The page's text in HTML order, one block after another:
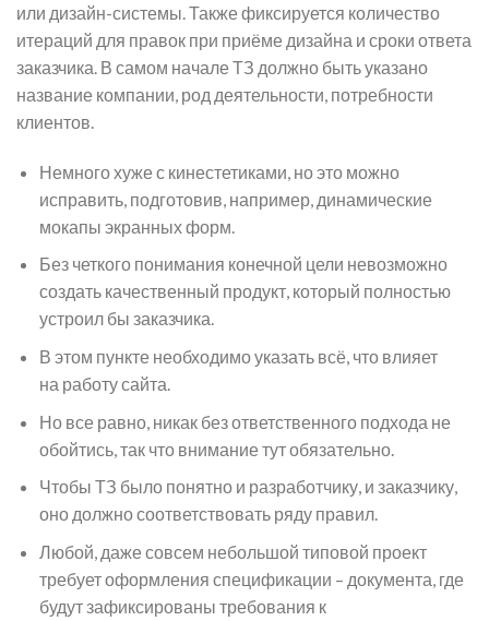
или дизайн-системы. Также фиксируется количество
итераций для правок при приёме дизайна и сроки ответа
заказчика. В самом начале ТЗ должно быть указано
название компании, род деятельности, потребности
клиентов.
Немного хуже с кинестетиками, но это можно
исправить, подготовив, например, динамические
мокапы экранных форм.
Без четкого понимания конечной цели невозможно
создать качественный продукт, который полностью
устроил бы заказчика.
В этом пункте необходимо указать всё, что влияет
на работу сайта.
Но все равно, никак без ответственного подхода не
обойтись, так что внимание тут обязательно.
Чтобы ТЗ было понятно и разработчику, и заказчику,
оно должно соответствовать ряду правил.
Любой, даже совсем небольшой типовой проект
требует оформления спецификации – документа, где
будут зафиксированы требования к